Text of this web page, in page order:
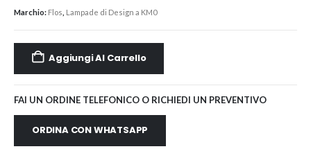
Marchio: Flos Lampade di Design a KM0
Aggiungi Al Carrello
FAI UN ORDINE TELEFONICO O RICHIEDI UN PREVENTIVO
ORDINA CON WHATSAPP